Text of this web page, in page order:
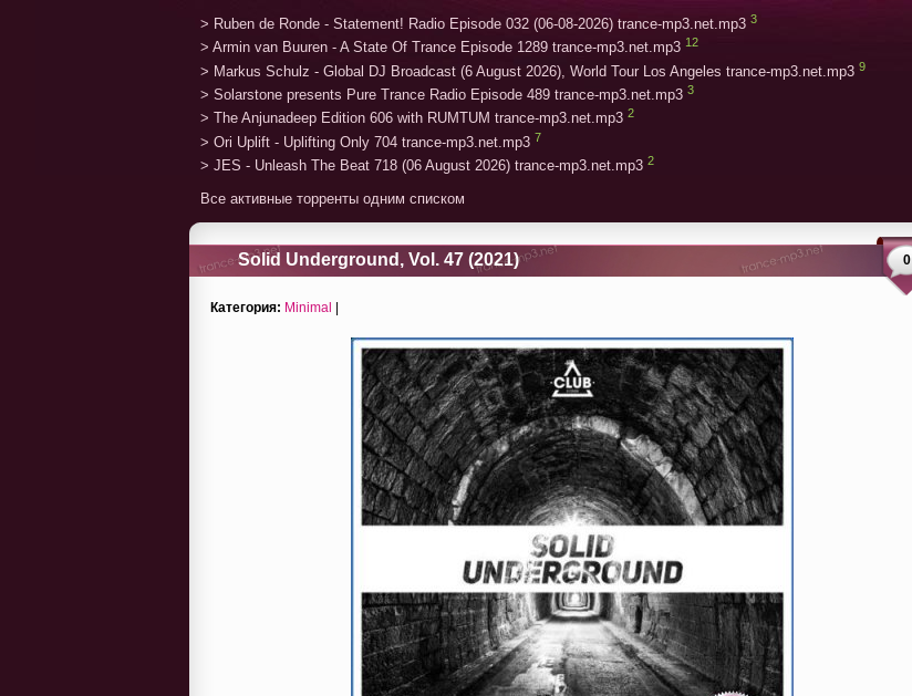
> Ruben de Ronde - Statement! Radio Episode 032 (06-08-2026) trance-mp3.net.mp3 3
> Armin van Buuren - A State Of Trance Episode 1289 trance-mp3.net.mp3 12
> Markus Schulz - Global DJ Broadcast (6 August 2026), World Tour Los Angeles trance-mp3.net.mp3 9
> Solarstone presents Pure Trance Radio Episode 489 trance-mp3.net.mp3 3
> The Anjunadeep Edition 606 with RUMTUM trance-mp3.net.mp3 2
> Ori Uplift - Uplifting Only 704 trance-mp3.net.mp3 7
> JES - Unleash The Beat 718 (06 August 2026) trance-mp3.net.mp3 2
Все активные торренты одним списком
Solid Underground, Vol. 47 (2021) 0
Категория: Minimal |